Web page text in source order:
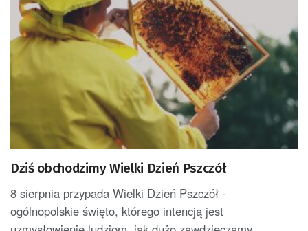
Dziś obchodzimy Wielki Dzień Pszczół
8 sierpnia przypada Wielki Dzień Pszczół -
ogólnopolskie święto, którego intencją jest